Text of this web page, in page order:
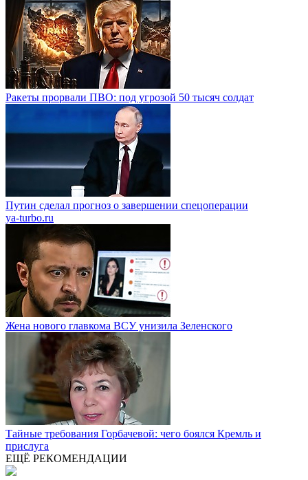
Ракеты прорвали ПВО: под угрозой 50 тысяч солдат
Путин сделал прогноз о завершении спецоперации
ya-turbo.ru
Жена нового главкома ВСУ унизила Зеленского
Тайные требования Горбачевой: чего боялся Кремль и
прислуга
ЕЩЁ РЕКОМЕНДАЦИИ